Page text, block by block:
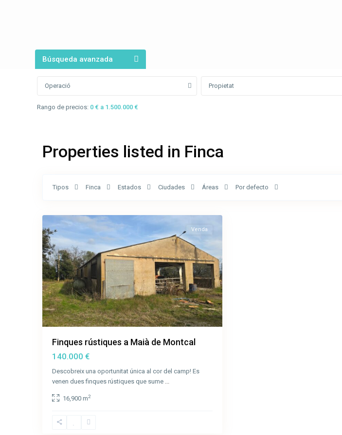
Búsqueda avanzada
Operació Propietat
Rango de precios: 0 € a 1.500.000 €
Properties listed in Finca
Tipos Finca Estados Ciudades Áreas Por defecto
Maià
Venda
Finques rústiques a Maià de Montcal
140.000 €
Descobreix una oportunitat única al cor del camp! Es
venen dues finques rústiques que sume ...
16,900 m2